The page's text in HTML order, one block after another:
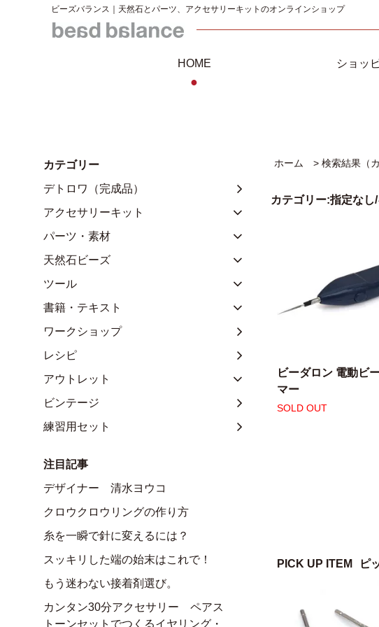
ビーズバランス｜天然石とパーツ、アクセサリーキットのオンラインショップ
HOME
●
ショッ
ホーム > 検索結果（
カテゴリー:指定な
ビーダロン 電動ビ
マー
SOLD OUT
PICK UP ITEM ピ
カテゴリー
デトロワ（完成品）
アクセサリーキット
パーツ・素材
天然石ビーズ
ツール
書籍・テキスト
ワークショップ
レシピ
アウトレット
ビンテージ
練習用セット
注目記事
デザイナー 清水ヨウコ
クロウクロウリングの作り方
糸を一瞬で針に変えるには？
スッキリした端の始末はこれで！
もう迷わない接着剤選び。
カンタン30分アクセサリー ペアス
トーンセットでつくるイヤリング・